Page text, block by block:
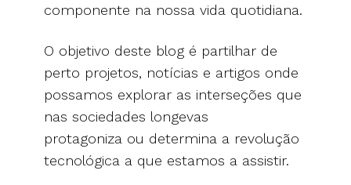
componente na nossa vida quotidiana.
O objetivo deste blog é partilhar de
perto projetos, notícias e artigos onde
possamos explorar as interseções que
nas sociedades longevas
protagoniza ou determina a revolução
tecnológica a que estamos a assistir.